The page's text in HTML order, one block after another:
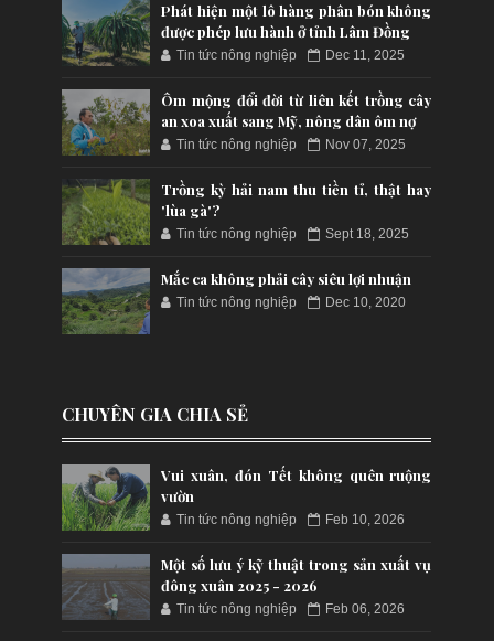
Phát hiện một lô hàng phân bón không
được phép lưu hành ở tỉnh Lâm Đồng
Tin tức nông nghiệp Dec 11, 2025
Ôm mộng đổi đời từ liên kết trồng cây
an xoa xuất sang Mỹ, nông dân ôm nợ
Tin tức nông nghiệp Nov 07, 2025
Trồng kỳ hải nam thu tiền tỉ, thật hay
'lùa gà'?
Tin tức nông nghiệp Sept 18, 2025
Mắc ca không phải cây siêu lợi nhuận
Tin tức nông nghiệp Dec 10, 2020
CHUYÊN GIA CHIA SẺ
Vui xuân, đón Tết không quên ruộng
vườn
Tin tức nông nghiệp Feb 10, 2026
Một số lưu ý kỹ thuật trong sản xuất vụ
đông xuân 2025 - 2026
Tin tức nông nghiệp Feb 06, 2026